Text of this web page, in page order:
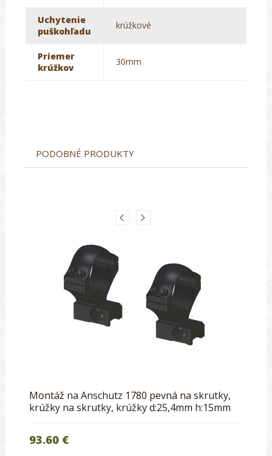
Uchytenie
puškohľadu
krúžkové
Priemer
krúžkov
30mm
PODOBNÉ PRODUKTY
Montáž na Anschutz 1780 pevná na skrutky,
krúžky na skrutky, krúžky d:25,4mm h:15mm
93.60 €